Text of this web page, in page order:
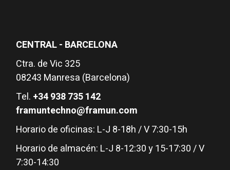
CENTRAL - BARCELONA
Ctra. de Vic 325
08243 Manresa (Barcelona)
Tel. +34 938 735 142
framuntechno@framun.com
Horario de oficinas: L-J 8-18h / V 7:30-15h
Horario de almacén: L-J 8-12:30 y 15-17:30 / V
7:30-14:30